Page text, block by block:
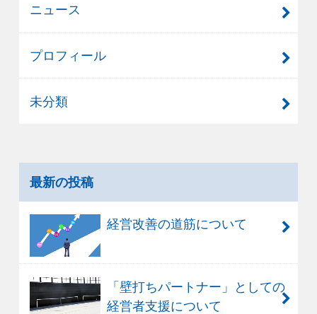
ニュース
プロフィール
未分類
最新の投稿
経営改善の道筋について
「壁打ちパートナー」としての
経営者支援について